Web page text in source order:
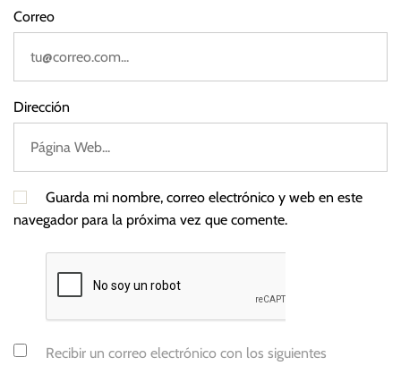
Correo
Dirección
Guarda mi nombre, correo electrónico y web en este
navegador para la próxima vez que comente.
Recibir un correo electrónico con los siguientes